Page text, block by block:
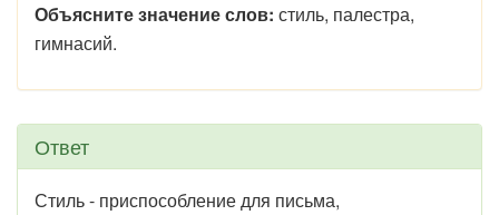
Объясните значение слов: стиль, палестра,
гимнасий.
Ответ
Стиль - приспособление для письма,